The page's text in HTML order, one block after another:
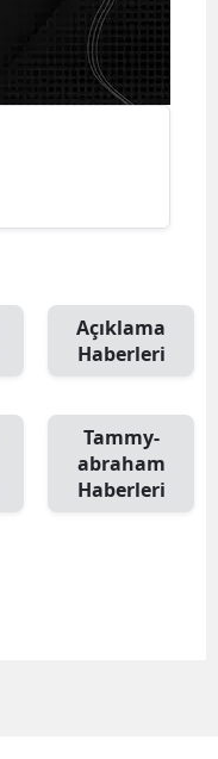
Açıklama
Haberleri
Tammy-
abraham
Haberleri